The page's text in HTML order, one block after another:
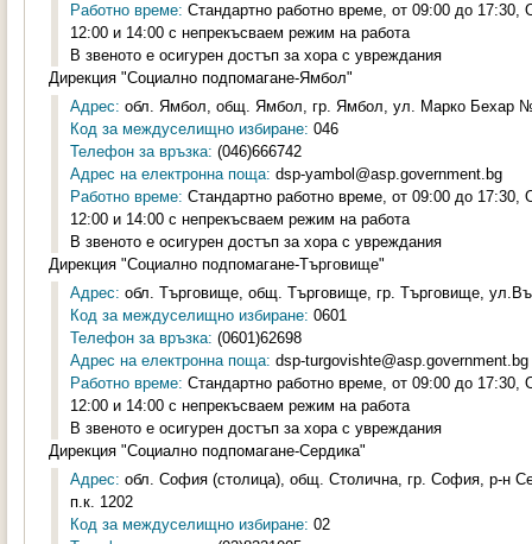
Работно време: Стандартно работно време, от 09:00 до
12:00 и 14:00 с непрекъсваем режим на работа
В звеното е осигурен достъп за хора с увреждания
Дирекция "Социално подпомагане-Ямбол"
Адрес: обл. Ямбол, общ. Ямбол, гр. Ямбол, ул. Марко Бехар
Код за междуселищно избиране: 046
Телефон за връзка: (046)666742
Адрес на електронна поща: dsp-yambol@asp.government.bg
Работно време: Стандартно работно време, от 09:00 до
12:00 и 14:00 с непрекъсваем режим на работа
В звеното е осигурен достъп за хора с увреждания
Дирекция "Социално подпомагане-Търговище"
Адрес: обл. Търговище, общ. Търговище, гр. Търговище,
Код за междуселищно избиране: 0601
Телефон за връзка: (0601)62698
Адрес на електронна поща: dsp-turgovishte@asp.government.bg
Работно време: Стандартно работно време, от 09:00 до
12:00 и 14:00 с непрекъсваем режим на работа
В звеното е осигурен достъп за хора с увреждания
Дирекция "Социално подпомагане-Сердика"
Адрес: обл. София (столица), общ. Столична, гр. София, р-н
п.к. 1202
Код за междуселищно избиране: 02